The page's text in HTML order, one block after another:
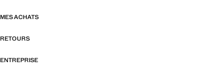
MES ACHATS
RETOURS
ENTREPRISE